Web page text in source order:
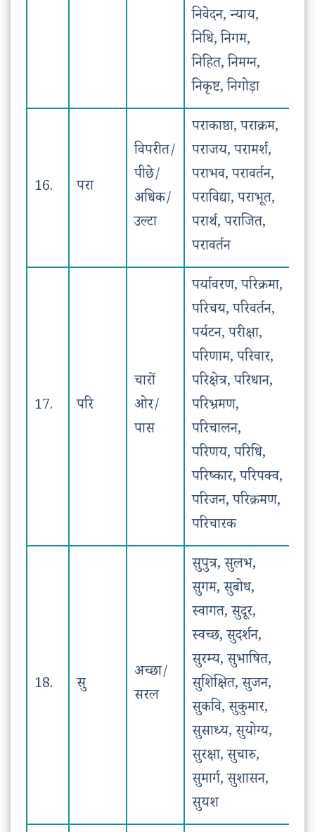
निवेदन, न्याय,
निधि, निगम,
निहित, निमग्न,
निकृष्ट, निगोड़ा
16. परा
विपरीत/
पीछे/
अधिक/
उल्टा
पराकाष्ठा, पराक्रम,
पराजय, परामर्श,
पराभव, परावर्तन,
पराविद्या, पराभूत,
परार्थ, पराजित,
परावर्तन
17. परि
चारों
ओर/
पास
पर्यावरण, परिक्रमा,
परिचय, परिवर्तन,
पर्यटन, परीक्षा,
परिणाम, परिवार,
परिक्षेत्र, परिधान,
परिभ्रमण,
परिचालन,
परिणय, परिधि,
परिष्कार, परिपक्व,
परिजन, परिक्रमण,
परिचारक
18. सु
अच्छा/
सरल
सुपुत्र, सुलभ,
सुगम, सुबोध,
स्वागत, सुदूर,
स्वच्छ, सुदर्शन,
सुरम्य, सुभाषित,
सुशिक्षित, सुजन,
सुकवि, सुकुमार,
सुसाध्य, सुयोग्य,
सुरक्षा, सुचारु,
सुमार्ग, सुशासन,
सुयश